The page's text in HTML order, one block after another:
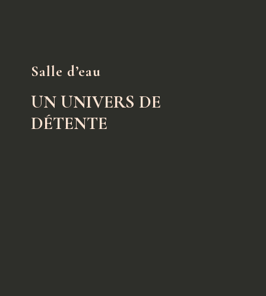
Salle d’eau
UN UNIVERS DE
DÉTENTE